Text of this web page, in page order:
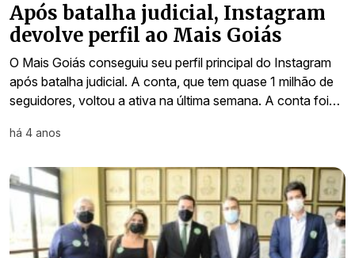
Após batalha judicial, Instagram
devolve perfil ao Mais Goiás
O Mais Goiás conseguiu seu perfil principal do Instagram
após batalha judicial. A conta, que tem quase 1 milhão de
seguidores, voltou a ativa na última semana. A conta foi…
há 4 anos